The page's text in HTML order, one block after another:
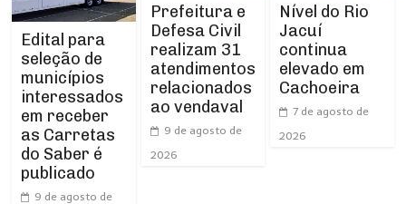
Edital para
seleção de
municípios
interessados
em receber
as Carretas
do Saber é
publicado
9 de agosto de
Prefeitura e
Defesa Civil
realizam 31
atendimentos
relacionados
ao vendaval
9 de agosto de
2026
Nível do Rio
Jacuí
continua
elevado em
Cachoeira
7 de agosto de
2026